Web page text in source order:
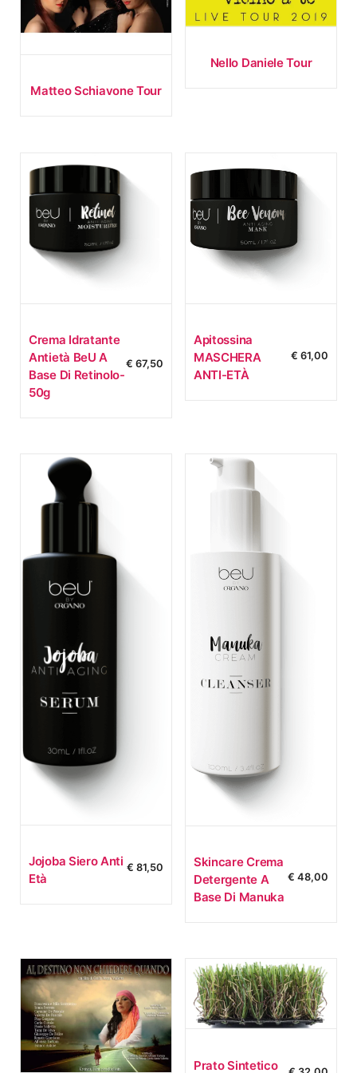
Matteo Schiavone Tour
Nello Daniele Tour
Crema Idratante
Antietà BeU A
Base Di Retinolo-
50g
€ 67,50
Apitossina
MASCHERA
ANTI-ETÀ
€ 61,00
Jojoba Siero Anti
Età
€ 81,50
Skincare Crema
Detergente A
Base Di Manuka
€ 48,00
Prato Sintetico